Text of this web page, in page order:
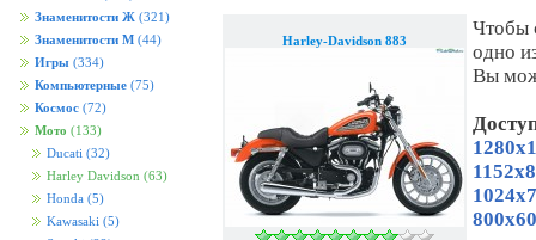
Знаменитости Ж (321)
Знаменитости М (44)
Игры (334)
Компьютерные (75)
Космос (72)
Мото (133)
Ducati (32)
Harley Davidson (63)
Honda (5)
Kawasaki (5)
Harley-Davidson 883
Чтобы
одно
Вы